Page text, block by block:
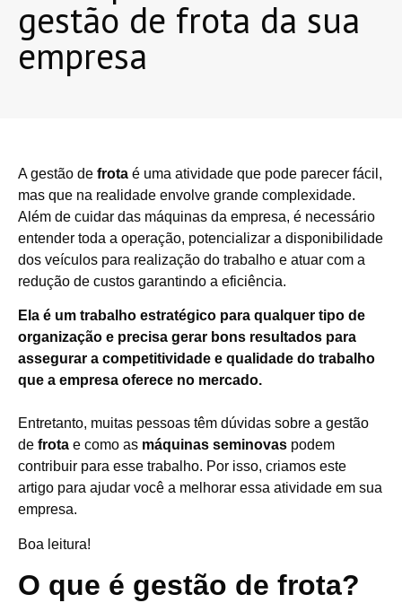
gestão de frota da sua
empresa
A gestão de frota é uma atividade que pode parecer fácil,
mas que na realidade envolve grande complexidade.
Além de cuidar das máquinas da empresa, é necessário
entender toda a operação, potencializar a disponibilidade
dos veículos para realização do trabalho e atuar com a
redução de custos garantindo a eficiência.
Ela é um trabalho estratégico para qualquer tipo de
organização e precisa gerar bons resultados para
assegurar a competitividade e qualidade do trabalho
que a empresa oferece no mercado.
Entretanto, muitas pessoas têm dúvidas sobre a gestão
de frota e como as máquinas seminovas podem
contribuir para esse trabalho. Por isso, criamos este
artigo para ajudar você a melhorar essa atividade em sua
empresa.
Boa leitura!
O que é gestão de frota?